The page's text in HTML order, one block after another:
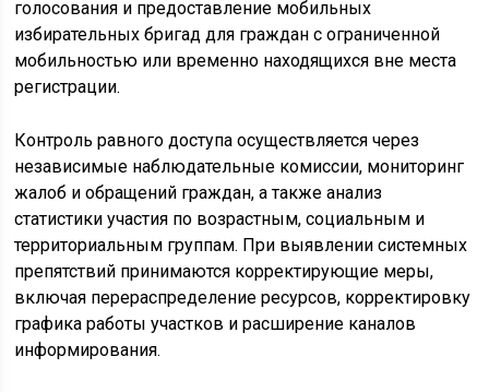
голосования и предоставление мобильных
избирательных бригад для граждан с ограниченной
мобильностью или временно находящихся вне места
регистрации.
Контроль равного доступа осуществляется через
независимые наблюдательные комиссии, мониторинг
жалоб и обращений граждан, а также анализ
статистики участия по возрастным, социальным и
территориальным группам. При выявлении системных
препятствий принимаются корректирующие меры,
включая перераспределение ресурсов, корректировку
графика работы участков и расширение каналов
информирования.